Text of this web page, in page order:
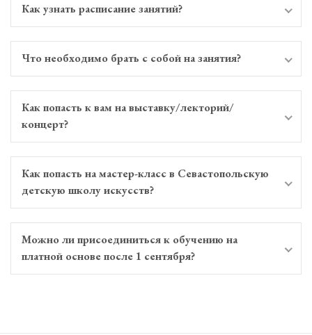
Как узнать расписание занятий?
Что необходимо брать с собой на занятия?
Как попасть к вам на выставку/лекторий/
концерт?
Как попасть на мастер-класс в Севастопольскую
детскую школу искусств?
Можно ли присоединиться к обучению на
платной основе после 1 сентября?